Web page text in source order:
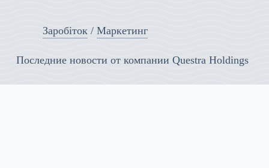
Заробіток/ Маркетинг
Последние новости от компании Questra Holdings